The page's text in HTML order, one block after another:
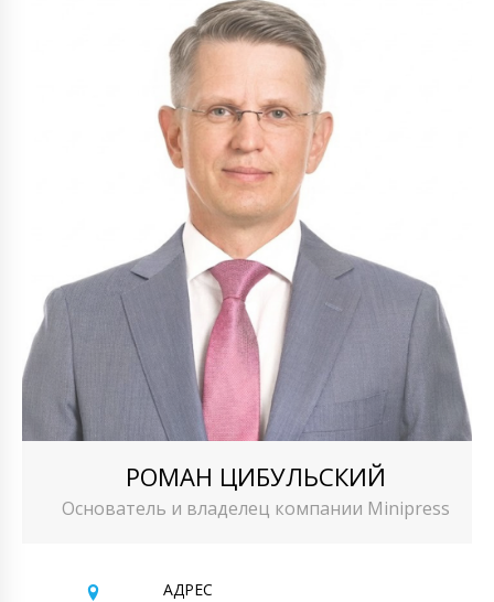
РОМАН ЦИБУЛЬСКИЙ
Основатель и владелец компании Minipress
АДРЕС